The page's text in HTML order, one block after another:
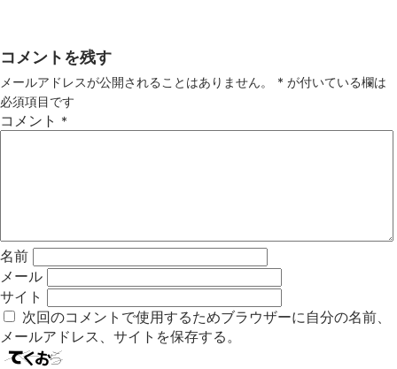
コメントを残す
メールアドレスが公開されることはありません。 * が付いている欄は
必須項目です
コメント *
名前
メール
サイト
次回のコメントで使用するためブラウザーに自分の名前、
メールアドレス、サイトを保存する。